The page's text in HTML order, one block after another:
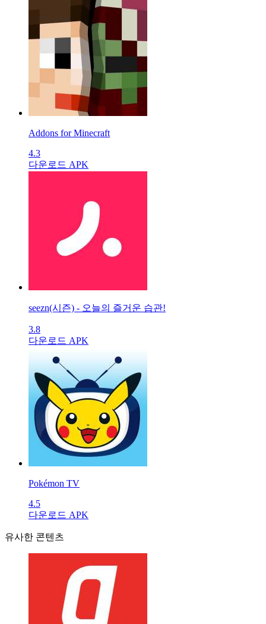
Addons for Minecraft
4.3
다운로드 APK
seezn(시즌) - 오늘의 즐거운 습관!
3.8
다운로드 APK
Pokémon TV
4.5
다운로드 APK
유사한 콘텐츠